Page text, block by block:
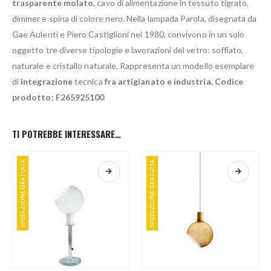
trasparente molato, cavo di alimentazione in tessuto tigrato,
dimmer e spina di colore nero. Nella lampada Parola, disegnata da
Gae Aulenti e Piero Castiglioni nel 1980, convivono in un solo
oggetto tre diverse tipologie e lavorazioni del vetro: soffiato,
naturale e cristallo naturale. Rappresenta un modello esemplare
di integrazionetecnica fra artigianato e industria. Codice
prodotto: F265925100
TI POTREBBE INTERESSARE…
SPEDIZIONE GRATUITA SPEDIZIONE GRATUITA